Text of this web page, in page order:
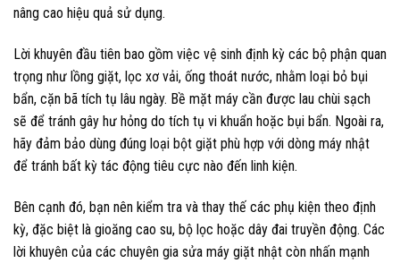
nâng cao hiệu quả sử dụng.
Lời khuyên đầu tiên bao gồm việc vệ sinh định kỳ các bộ phận quan
trọng như lồng giặt, lọc xơ vải, ống thoát nước, nhằm loại bỏ bụi
bẩn, cặn bã tích tụ lâu ngày. Bề mặt máy cần được lau chùi sạch
sẽ để tránh gây hư hỏng do tích tụ vi khuẩn hoặc bụi bẩn. Ngoài ra,
hãy đảm bảo dùng đúng loại bột giặt phù hợp với dòng máy nhật
để tránh bất kỳ tác động tiêu cực nào đến linh kiện.
Bên cạnh đó, bạn nên kiểm tra và thay thế các phụ kiện theo định
kỳ, đặc biệt là gioăng cao su, bộ lọc hoặc dây đai truyền động. Các
lời khuyên của các chuyên gia sửa máy giặt nhật còn nhấn mạnh